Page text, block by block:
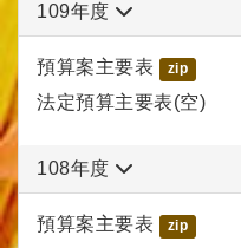
109年度
預算案主要表 zip
法定預算主要表(空)
108年度
預算案主要表 zip